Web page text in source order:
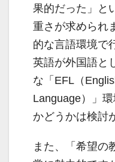
果的だった」と
重さが求められ
的な言語環境で
英語が外国語と
な「EFL（
Language）」
かどうかは検討
また、「希望の